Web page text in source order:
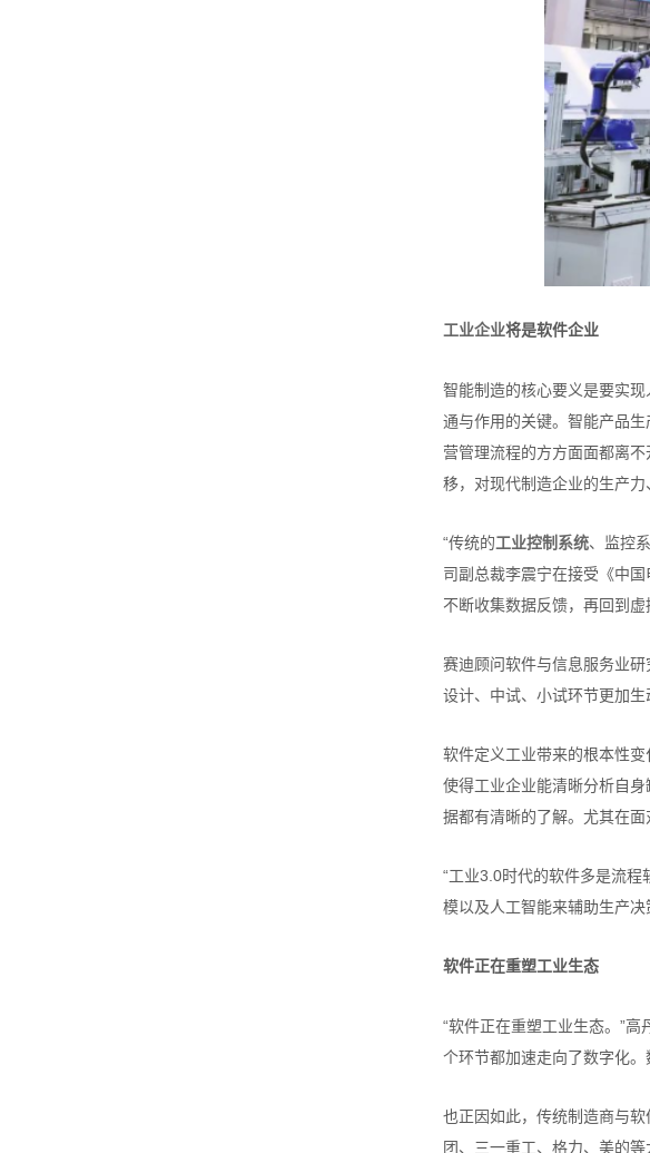
工业企业将是软件企业
智能制造的核心要义是要实
通与作用的关键。智能产品
营管理流程的方方面面都离
移，对现代制造企业的生产力
“传统的工业控制系统、监控
司副总裁李震宁在接受《中
不断收集数据反馈，再回到
赛迪顾问软件与信息服务业
设计、中试、小试环节更加
软件定义工业带来的根本性
使得工业企业能清晰分析自
据都有清晰的了解。尤其在
“工业3.0时代的软件多是流程
模以及人工智能来辅助生产
软件正在重塑工业生态
“软件正在重塑工业生态。”
个环节都加速走向了数字化
也正因如此，传统制造商与
团、三一重工、格力、美的